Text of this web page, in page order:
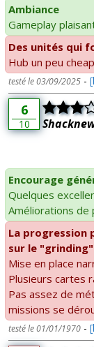
Ambiance
Gameplay
Des unités qui
Hub un peu
testé le 03/09/2025 -
6
10
Encourage
Quelques
Améliorations de
La
sur le "grinding"
Mise en place
Plusieurs cartes
Pas assez de
missions se
testé le 01/01/1970 -